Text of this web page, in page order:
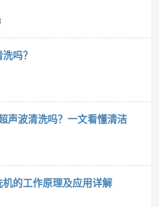
吗？
声波清洗吗？一文看懂清洁
的工作原理及应用详解